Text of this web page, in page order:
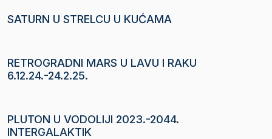
SATURN U STRELCU U KUĆAMA
RETROGRADNI MARS U LAVU I RAKU
6.12.24.-24.2.25.
PLUTON U VODOLIJI 2023.-2044.
INTERGALAKTIK